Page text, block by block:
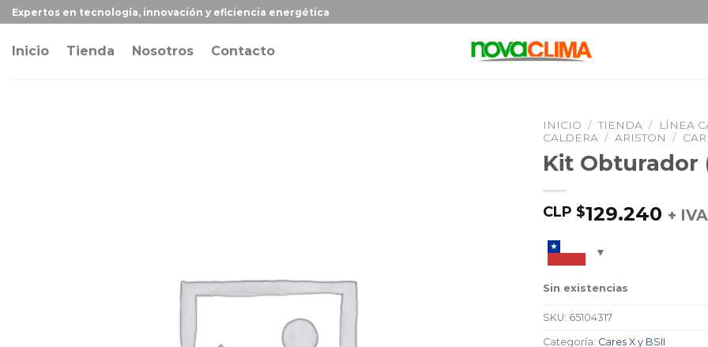
Expertos en tecnología, innovación y eficiencia energética
Inicio Tienda Nosotros Contacto
INICIO / TIENDA / LÍNEA
CALDERA / ARISTON /
Kit Obturador
CLP $129.240 + IVA
Sin existencias
SKU: 65104317
Categoría: Cares X y BSII